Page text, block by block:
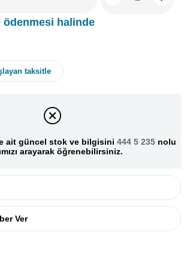
ödenmesi halinde
taksitle
ait güncel stok ve bilgisini 444 5 235 nolu
arayarak öğrenebilirsiniz.
Ver